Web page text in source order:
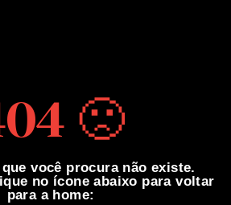
🙁
você procura não existe.
no ícone abaixo para voltar
para a home: